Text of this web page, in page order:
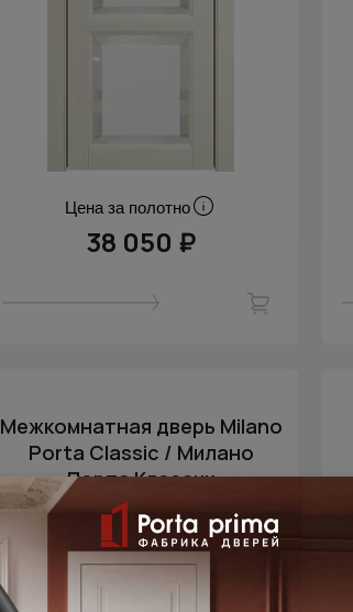
Цена за полотно
38 050 ₽
Межкомнатная дверь Milano
Porta Classic / Милано
Порта Классик
Графитово-серая эмаль (RAL 7024)